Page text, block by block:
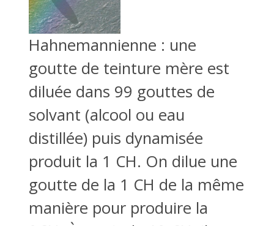
Hahnemannienne : une
goutte de teinture mère est
diluée dans 99 gouttes de
solvant (alcool ou eau
distillée) puis dynamisée
produit la 1 CH. On dilue une
goutte de la 1 CH de la même
manière pour produire la